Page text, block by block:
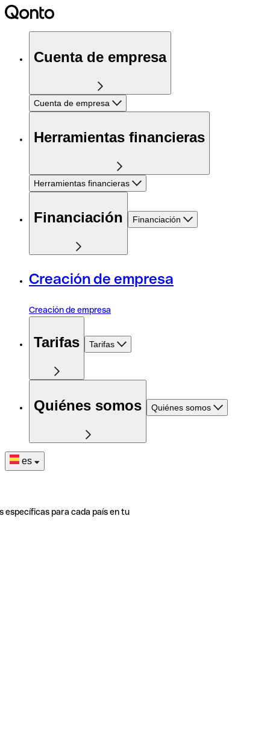
Cuenta de empresa
Cuenta de empresa
Herramientas financieras
Herramientas financieras
Financiación Financiación
Creación de empresa
Creación de empresa
Tarifas Tarifas
Quiénes somos Quiénes somos
es
específicas para cada país en tu